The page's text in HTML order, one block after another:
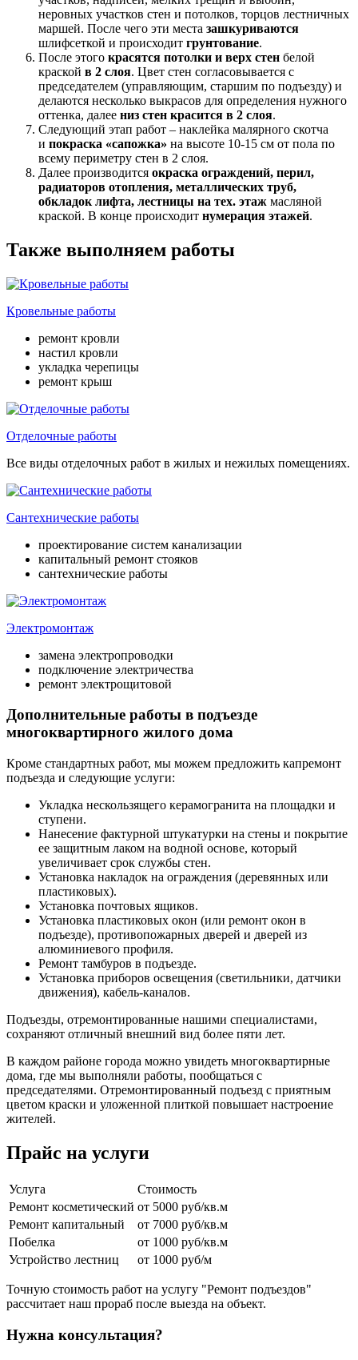
неровных участков стен и потолков, торцов лестничных
маршей. После чего эти места зашкуриваются
шлифсеткой и происходит грунтование.
После этого красятся потолки и верх стен белой
краской в 2 слоя. Цвет стен согласовывается с
председателем (управляющим, старшим по подъезду) и
делаются несколько выкрасов для определения нужного
оттенка, далее низ стен красится в 2 слоя.
Следующий этап работ – наклейка малярного скотча
и покраска «сапожка» на высоте 10-15 см от пола по
всему периметру стен в 2 слоя.
Далее производится окраска ограждений, перил,
радиаторов отопления, металлических труб,
обкладок лифта, лестницы на тех. этаж масляной
краской. В конце происходит нумерация этажей.
Также выполняем работы
Кровельные работы
ремонт кровли
настил кровли
укладка черепицы
ремонт крыш
Отделочные работы
Все виды отделочных работ в жилых и нежилых помещениях.
Сантехнические работы
проектирование систем канализации
капитальный ремонт стояков
сантехнические работы
Электромонтаж
замена электропроводки
подключение электричества
ремонт электрощитовой
Дополнительные работы в подъезде
многоквартирного жилого дома
Кроме стандартных работ, мы можем предложить капремонт
подъезда и следующие услуги:
Укладка нескользящего керамогранита на площадки и
ступени.
Нанесение фактурной штукатурки на стены и покрытие
ее защитным лаком на водной основе, который
увеличивает срок службы стен.
Установка накладок на ограждения (деревянных или
пластиковых).
Установка почтовых ящиков.
Установка пластиковых окон (или ремонт окон в
подъезде), противопожарных дверей и дверей из
алюминиевого профиля.
Ремонт тамбуров в подъезде.
Установка приборов освещения (светильники, датчики
движения), кабель-каналов.
Подъезды, отремонтированные нашими специалистами,
сохраняют отличный внешний вид более пяти лет.
В каждом районе города можно увидеть многоквартирные
дома, где мы выполняли работы, пообщаться с
председателями. Отремонтированный подъезд с приятным
цветом краски и уложенной плиткой повышает настроение
жителей.
Прайс на услуги
Услуга
Стоимость
Ремонт косметический от 5000 руб/кв.м
Ремонт капитальный
от 7000 руб/кв.м
Побелка
от 1000 руб/кв.м
Устройство лестниц
от 1000 руб/м
Точную стоимость работ на услугу "Ремонт подъездов"
рассчитает наш прораб после выезда на объект.
Нужна консультация?